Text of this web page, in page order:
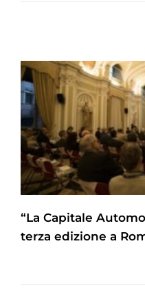
“La Capitale
terza edizione a